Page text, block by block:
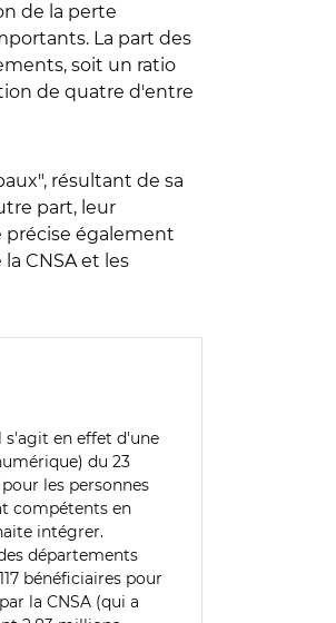
de la perte
La part des
soit un ratio
de quatre d'entre
résultant de sa
part, leur
précise également
CNSA et les
s'agit en effet d'une
du 23
les personnes
compétents en
intégrer.
départements
bénéficiaires pour
la CNSA (qui a